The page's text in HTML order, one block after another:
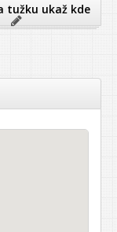
tužku ukaž kde